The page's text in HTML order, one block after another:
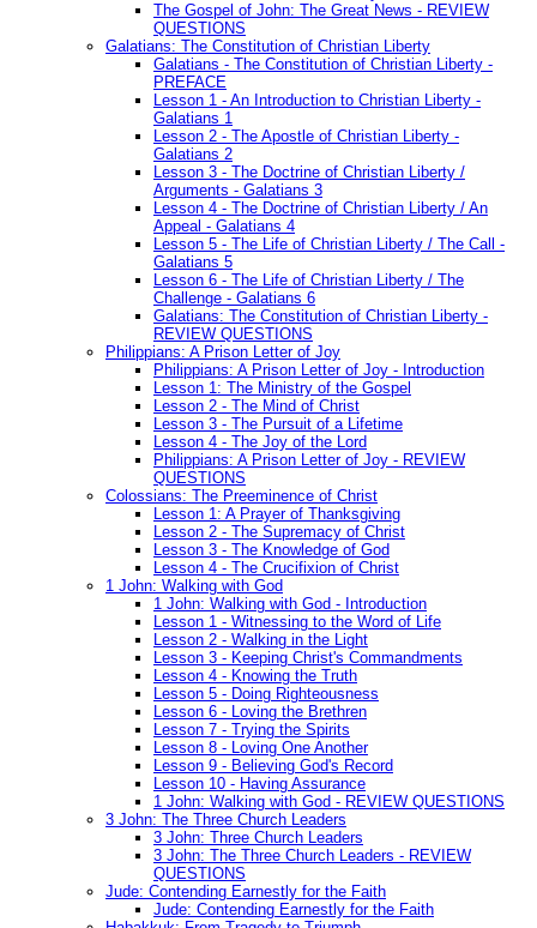
The Gospel of John: The Great News - REVIEW
QUESTIONS
Galatians: The Constitution of Christian Liberty
Galatians - The Constitution of Christian Liberty -
PREFACE
Lesson 1 - An Introduction to Christian Liberty -
Galatians 1
Lesson 2 - The Apostle of Christian Liberty -
Galatians 2
Lesson 3 - The Doctrine of Christian Liberty /
Arguments - Galatians 3
Lesson 4 - The Doctrine of Christian Liberty / An
Appeal - Galatians 4
Lesson 5 - The Life of Christian Liberty / The Call -
Galatians 5
Lesson 6 - The Life of Christian Liberty / The
Challenge - Galatians 6
Galatians: The Constitution of Christian Liberty -
REVIEW QUESTIONS
Philippians: A Prison Letter of Joy
Philippians: A Prison Letter of Joy - Introduction
Lesson 1: The Ministry of the Gospel
Lesson 2 - The Mind of Christ
Lesson 3 - The Pursuit of a Lifetime
Lesson 4 - The Joy of the Lord
Philippians: A Prison Letter of Joy - REVIEW
QUESTIONS
Colossians: The Preeminence of Christ
Lesson 1: A Prayer of Thanksgiving
Lesson 2 - The Supremacy of Christ
Lesson 3 - The Knowledge of God
Lesson 4 - The Crucifixion of Christ
1 John: Walking with God
1 John: Walking with God - Introduction
Lesson 1 - Witnessing to the Word of Life
Lesson 2 - Walking in the Light
Lesson 3 - Keeping Christ's Commandments
Lesson 4 - Knowing the Truth
Lesson 5 - Doing Righteousness
Lesson 6 - Loving the Brethren
Lesson 7 - Trying the Spirits
Lesson 8 - Loving One Another
Lesson 9 - Believing God's Record
Lesson 10 - Having Assurance
1 John: Walking with God - REVIEW QUESTIONS
3 John: The Three Church Leaders
3 John: Three Church Leaders
3 John: The Three Church Leaders - REVIEW
QUESTIONS
Jude: Contending Earnestly for the Faith
Jude: Contending Earnestly for the Faith